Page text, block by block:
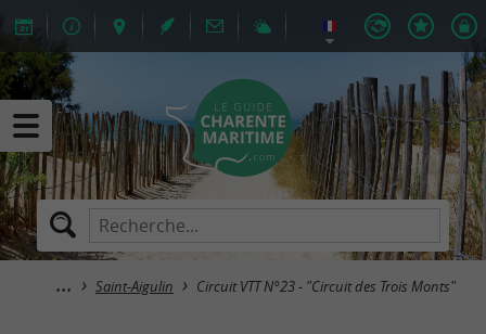
Saint-Aigulin Circuit VTT N°23 - "Circuit des Trois Monts"